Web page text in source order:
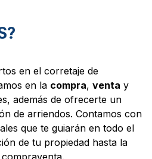
en el corretaje de
en la compra, venta y
además de ofrecerte un
de arriendos. Contamos con
que te guiarán en todo el
de tu propiedad hasta la